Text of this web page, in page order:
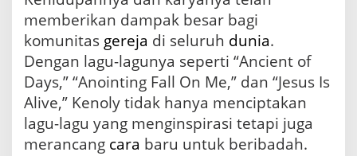
e
n
g
b
a
M
u
memberikan dampak besar bagi
komunitas gereja di seluruh dunia.
Dengan lagu-lagunya seperti “Ancient of
Days,” “Anointing Fall On Me,” dan “Jesus Is
Alive,” Kenoly tidak hanya menciptakan
lagu-lagu yang menginspirasi tetapi juga
merancang cara baru untuk beribadah.